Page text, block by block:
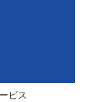
ビス